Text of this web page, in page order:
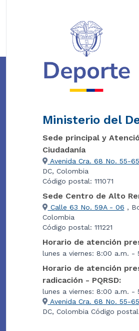
Ministerio del
Sede principal y
Ciudadanía
Avenida Cra. 68 No. 55-65
DC, Colombia
Código postal: 111071
Sede Centro de Alto
Calle 63 No. 59A - 06 ,
Colombia
Código postal: 111221
Horario de atención
lunes a viernes: 8:00 a.m. -
Horario de atención
radicación - PQRSD:
lunes a viernes: 8:00 a.m. -
Avenida Cra. 68 No. 55-65
DC, Colombia Código postal: